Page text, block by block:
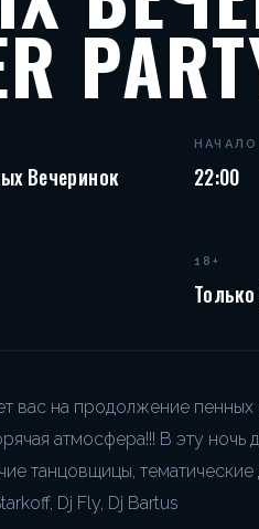
Вечеринок
НАЧАЛО
22:00
18+
вас на продолжение пенных
атмосфера!!! В эту ночь
танцовщицы,
Dj Fly, Dj Bartus